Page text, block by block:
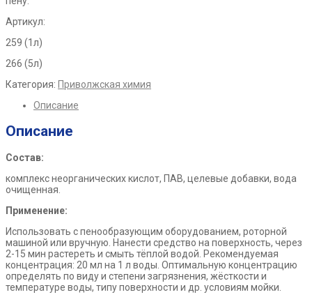
Артикул:
259 (1л)
266 (5л)
Категория: Приволжская химия
Описание
Описание
Состав:
комплекс неорганических кислот, ПАВ, целевые добавки, вода
очищенная.
Применение:
Использовать с пенообразующим оборудованием, роторной
машиной или вручную. Нанести средство на поверхность, через
2-15 мин растереть и смыть тёплой водой. Рекомендуемая
концентрация: 20 мл на 1 л воды. Оптимальную концентрацию
определять по виду и степени загрязнения, жёсткости и
температуре воды, типу поверхности и др. условиям мойки.